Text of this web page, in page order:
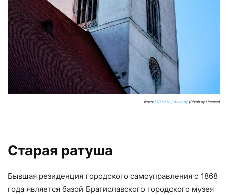
Фото: LNLNLN / pixabay (Pixabay License)
Старая ратуша
Бывшая резиденция городского самоуправления с 1868
года является базой Братиславского городского музея